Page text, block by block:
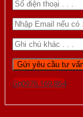
Gọi 0976.169.864